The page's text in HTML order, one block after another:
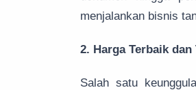
menjalankan bisnis
2. Harga Terbaik dan
Salah satu